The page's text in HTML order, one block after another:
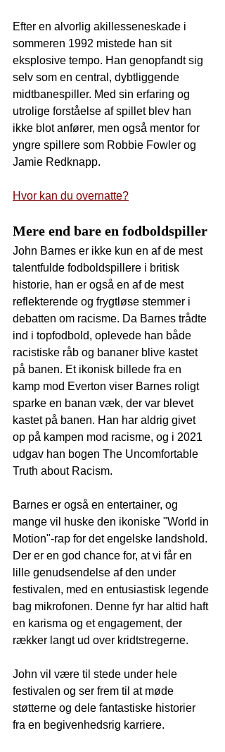
Efter en alvorlig akillesseneskade i
sommeren 1992 mistede han sit
eksplosive tempo. Han genopfandt sig
selv som en central, dybtliggende
midtbanespiller. Med sin erfaring og
utrolige forståelse af spillet blev han
ikke blot anfører, men også mentor for
yngre spillere som Robbie Fowler og
Jamie Redknapp.
Hvor kan du overnatte?
Mere end bare en fodboldspiller
John Barnes er ikke kun en af de mest
talentfulde fodboldspillere i britisk
historie, han er også en af de mest
reflekterende og frygtløse stemmer i
debatten om racisme. Da Barnes trådte
ind i topfodbold, oplevede han både
racistiske råb og bananer blive kastet
på banen. Et ikonisk billede fra en
kamp mod Everton viser Barnes roligt
sparke en banan væk, der var blevet
kastet på banen. Han har aldrig givet
op på kampen mod racisme, og i 2021
udgav han bogen The Uncomfortable
Truth about Racism.
Barnes er også en entertainer, og
mange vil huske den ikoniske "World in
Motion"-rap for det engelske landshold.
Der er en god chance for, at vi får en
lille genudsendelse af den under
festivalen, med en entusiastisk legende
bag mikrofonen. Denne fyr har altid haft
en karisma og et engagement, der
rækker langt ud over kridtstregerne.
John vil være til stede under hele
festivalen og ser frem til at møde
støtterne og dele fantastiske historier
fra en begivenhedsrig karriere.